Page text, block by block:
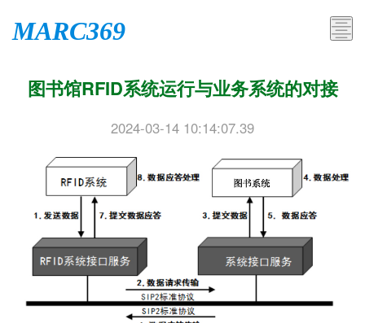
MARC369
图书馆RFID系统运行与业务系统的对接
2024-03-14 10:14:07.39